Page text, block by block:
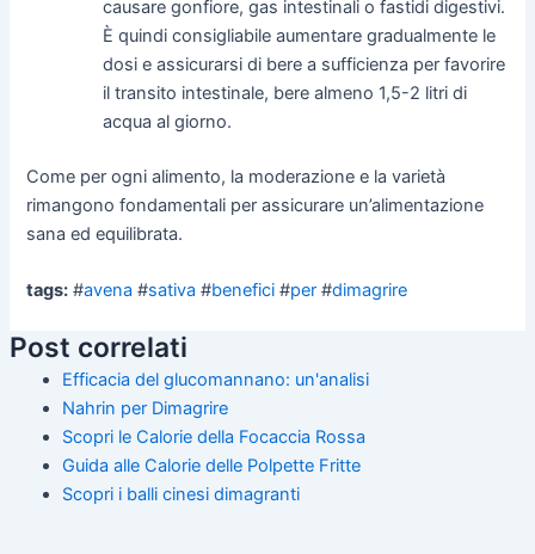
causare gonfiore, gas intestinali o fastidi digestivi.
È quindi consigliabile aumentare gradualmente le
dosi e assicurarsi di bere a sufficienza per favorire
il transito intestinale, bere almeno 1,5-2 litri di
acqua al giorno.
Come per ogni alimento, la moderazione e la varietà
rimangono fondamentali per assicurare un’alimentazione
sana ed equilibrata.
tags: #avena #sativa #benefici #per #dimagrire
Post correlati
Efficacia del glucomannano: un'analisi
Nahrin per Dimagrire
Scopri le Calorie della Focaccia Rossa
Guida alle Calorie delle Polpette Fritte
Scopri i balli cinesi dimagranti